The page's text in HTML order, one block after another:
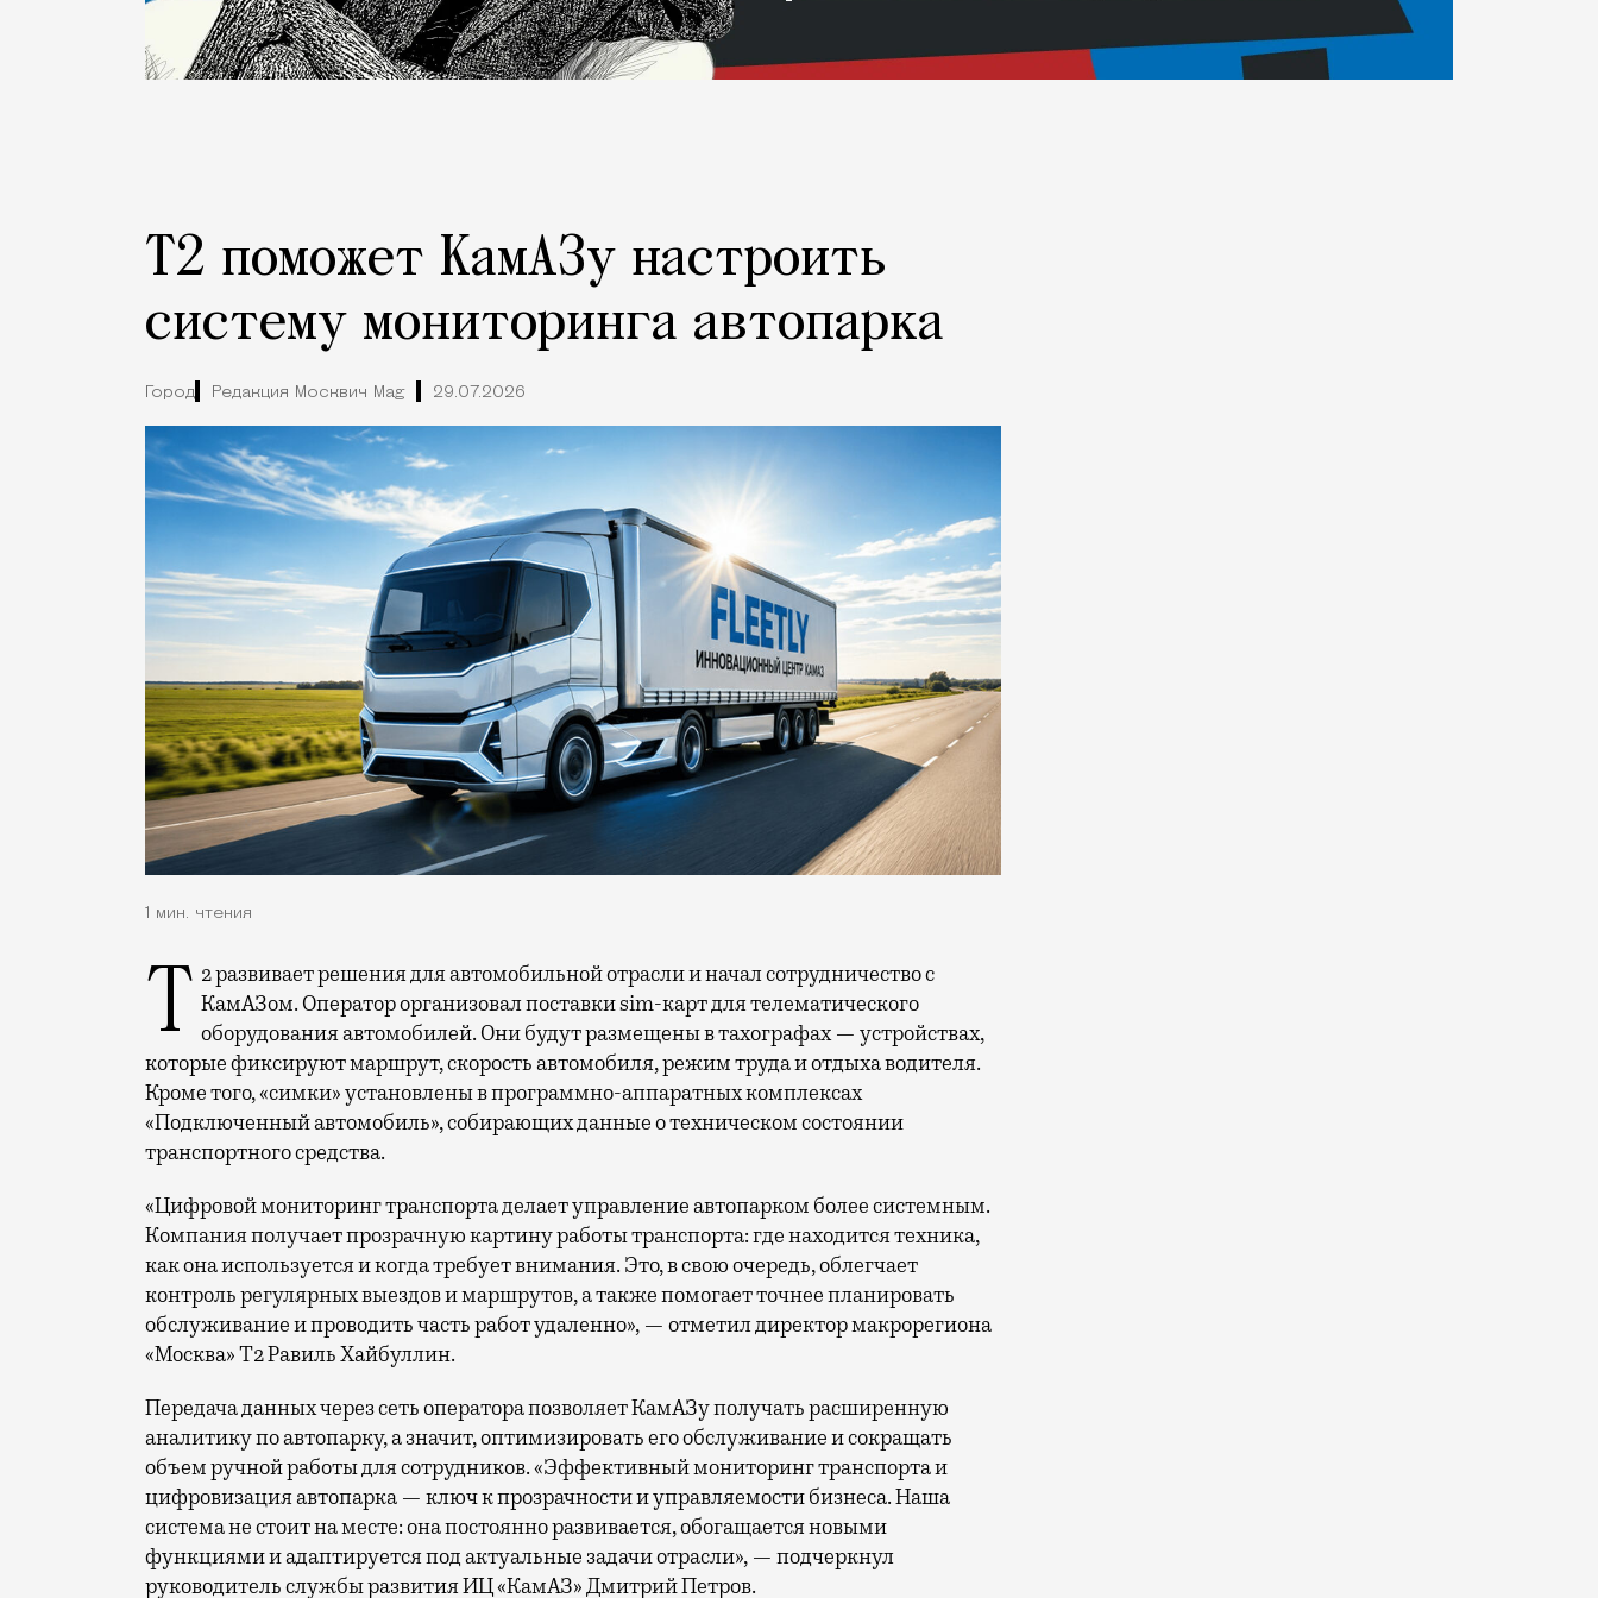
Т2 поможет КамАЗу настроить
систему мониторинга автопарка
Город Редакция Москвич Mag 29.07.2026
1 мин. чтения
Т2 развивает решения для автомобильной отрасли и начал сотрудничество с КамАЗом. Оператор организовал поставки sim-карт для телематического
оборудования автомобилей. Они будут размещены в тахографах — устройствах,
которые фиксируют маршрут, скорость автомобиля, режим труда и отдыха водителя.
Кроме того, «симки» установлены в программно-аппаратных комплексах
«Подключенный автомобиль», собирающих данные о техническом состоянии
транспортного средства.
«Цифровой мониторинг транспорта делает управление автопарком более системным.
Компания получает прозрачную картину работы транспорта: где находится техника,
как она используется и когда требует внимания. Это, в свою очередь, облегчает
контроль регулярных выездов и маршрутов, а также помогает точнее планировать
обслуживание и проводить часть работ удаленно», — отметил директор макрорегиона
«Москва» Т2 Равиль Хайбуллин.
Передача данных через сеть оператора позволяет КамАЗу получать расширенную
аналитику по автопарку, а значит, оптимизировать его обслуживание и сокращать
объем ручной работы для сотрудников. «Эффективный мониторинг транспорта и
цифровизация автопарка — ключ к прозрачности и управляемости бизнеса. Наша
система не стоит на месте: она постоянно развивается, обогащается новыми
функциями и адаптируется под актуальные задачи отрасли», — подчеркнул
руководитель службы развития ИЦ «КамАЗ» Дмитрий Петров.